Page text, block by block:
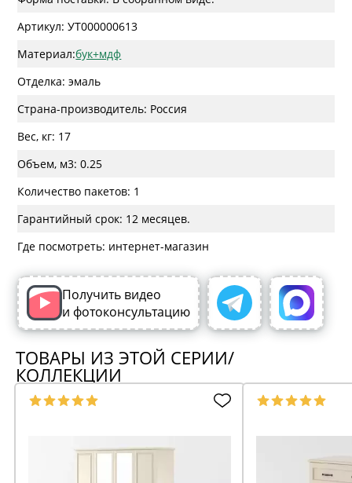
Артикул: УТ000000613
Материал:бук+мдф
Отделка: эмаль
Страна-производитель: Россия
Вес, кг: 17
Объем, м3: 0.25
Количество пакетов: 1
Гарантийный срок: 12 месяцев.
Где посмотреть: интернет-магазин
Получить видео
и фотоконсультацию
ТОВАРЫ ИЗ ЭТОЙ СЕРИИ/
КОЛЛЕКЦИИ